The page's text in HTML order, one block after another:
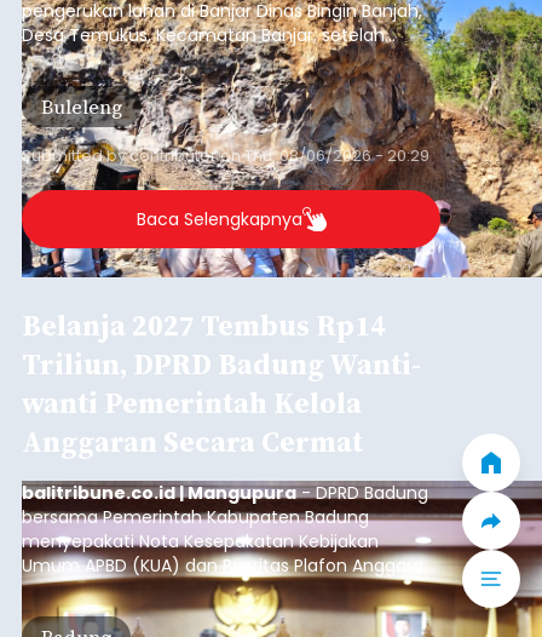
pengerukan lahan di Banjar Dinas Bingin Banjah,
Desa Temukus, Kecamatan Banjar, setelah
ditemukan indikasi kegiatan pengambilan
material yang tidak sesuai dengan peruntukan
kawasan.
Buleleng
Submitted bycontributoronThu, 08/06/2026 - 20:29
Baca Selengkapnya
Belanja 2027 Tembus Rp14
Triliun, DPRD Badung Wanti-
wanti Pemerintah Kelola
Anggaran Secara Cermat
balitribune.co.id | Mangupura- DPRD Badung
bersama Pemerintah Kabupaten Badung
menyepakati Nota Kesepakatan Kebijakan
Umum APBD (KUA) dan Prioritas Plafon Anggaran
Sementara (PPAS) Tahun Anggaran 2027 dalam
rapat paripurna yang digelar di Gedung DPRD